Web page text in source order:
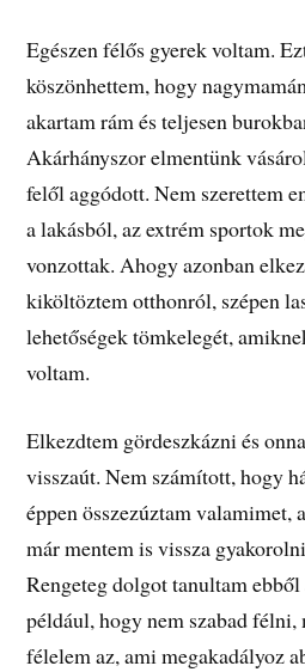
Egészen félős gyerek voltam.
köszönhettem, hogy
akartam rám és teljesen
Akárhányszor elmentünk
felől aggódott. Nem szerettem
a lakásból, az extrém sportok
vonzottak. Ahogy azonban
kiköltöztem otthonról, szépen
lehetőségek tömkelegét,
voltam.
Elkezdtem gördeszkázni és
visszaút. Nem számított, hogy
éppen összezúztam
már mentem is vissza
Rengeteg dolgot tanultam
például, hogy nem szabad
félelem az, ami megakadályoz